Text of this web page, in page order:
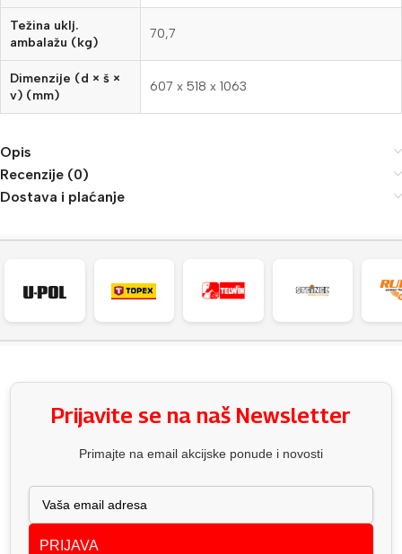
Težina uklj.
ambalažu (kg)
70,7
Dimenzije (d × š ×
v) (mm)
607 x 518 x 1063
Opis
Recenzije (0)
Dostava i plaćanje
Prijavite se na naš Newsletter
Primajte na email akcijske ponude i novosti
PRIJAVA